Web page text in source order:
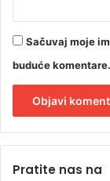
Sačuvaj moje
buduće komentare.
tPratite nas na